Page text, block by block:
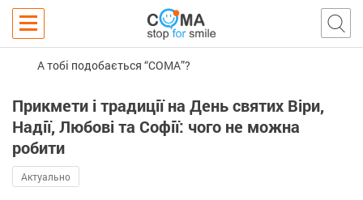
А тобі подобається “COMA”?
Прикмети і традиції на День святих Віри,
Надії, Любові та Софії: чого не можна
робити
Актуально